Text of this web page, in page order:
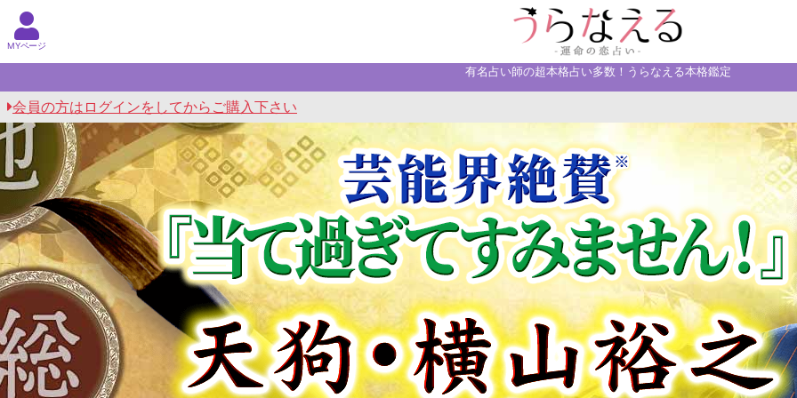
MYページ
有名占い師の超本格占い多数！うらなえる本格鑑定
会員の方はログインをしてからご購入下さい